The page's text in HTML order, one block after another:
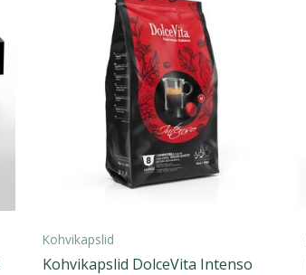
Kohvikapslid
Kohvikapslid DolceVita Intenso